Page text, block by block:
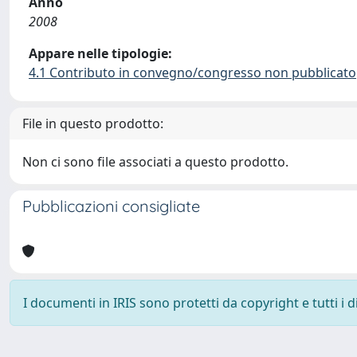
2008
Appare nelle tipologie:
4.1 Contributo in convegno/congresso non pubblicato
File in questo prodotto:
Non ci sono file associati a questo prodotto.
Pubblicazioni consigliate
I documenti in IRIS sono protetti da copyright e tutti i